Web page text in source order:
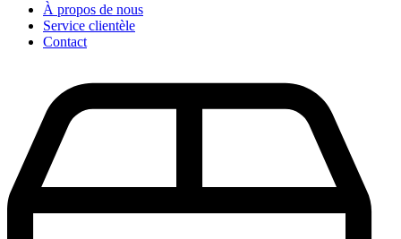
À propos de nous
Service clientèle
Contact